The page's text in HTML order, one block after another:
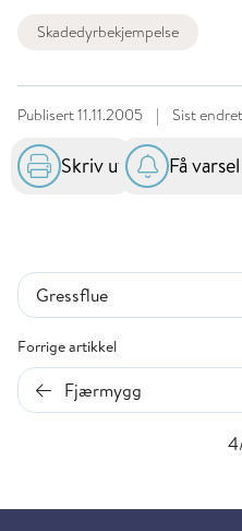
Skadedyrbekjempelse
Publisert11.11.2005 | Sist endret
Skriv ut Få
Forrige artikkel
Fjærmygg
Gressflue